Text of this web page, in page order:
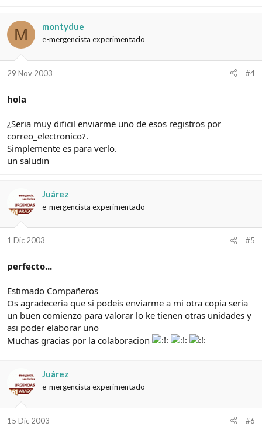
M montydue
e-mergencista experimentado
29 Nov 2003 #4
hola
¿Seria muy dificil enviarme uno de esos registros por
correo_electronico?.
Simplemente es para verlo.
un saludin
Juárez
e-mergencista experimentado
1 Dic 2003 #5
perfecto...
Estimado Compañeros
Os agradeceria que si podeis enviarme a mi otra copia seria
un buen comienzo para valorar lo ke tienen otras unidades y
asi poder elaborar uno
Muchas gracias por la colaboracion
Juárez
e-mergencista experimentado
15 Dic 2003 #6